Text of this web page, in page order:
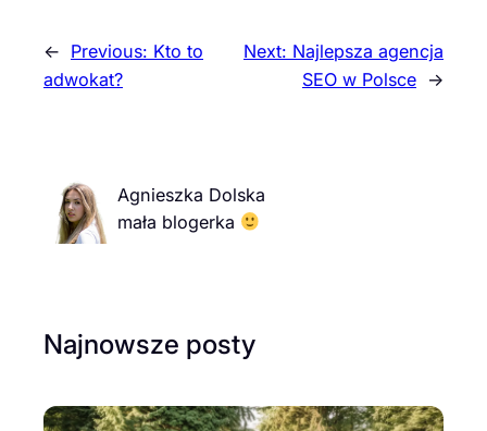
← Previous: Kto to
adwokat?
Next: Najlepsza agencja
SEO w Polsce →
Agnieszka Dolska
mała blogerka
Najnowsze posty